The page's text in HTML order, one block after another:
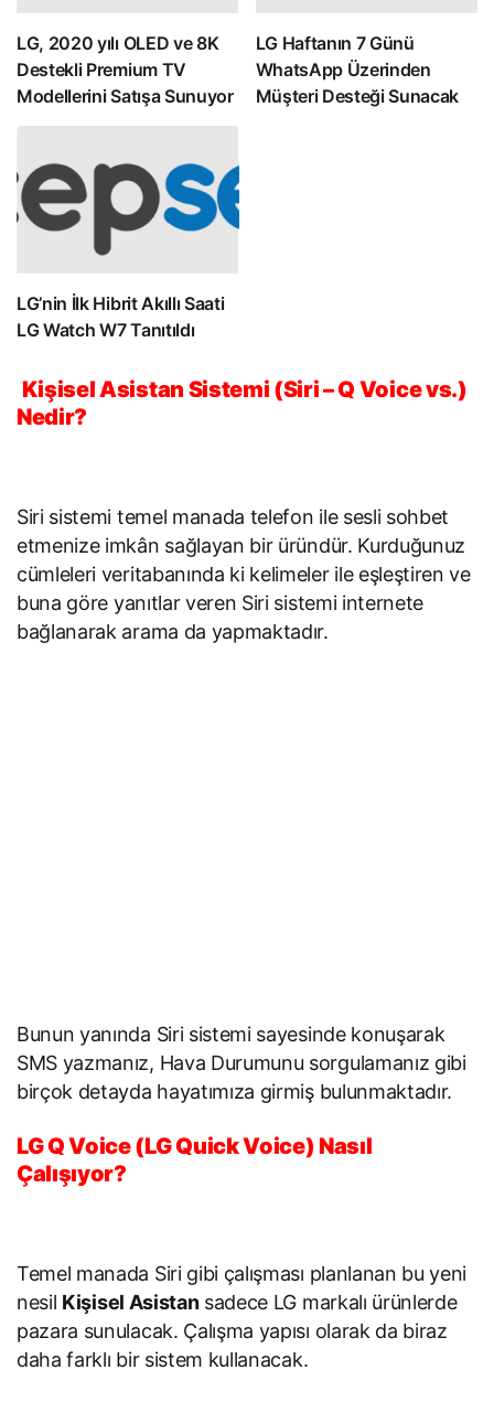
LG, 2020 yılı OLED ve 8K
Destekli Premium TV
Modellerini Satışa Sunuyor
LG Haftanın 7 Günü
WhatsApp Üzerinden
Müşteri Desteği Sunacak
LG’nin İlk Hibrit Akıllı Saati
LG Watch W7 Tanıtıldı
Kişisel Asistan Sistemi (Siri – Q Voice vs.)
Nedir?
Siri sistemi temel manada telefon ile sesli sohbet
etmenize imkân sağlayan bir üründür. Kurduğunuz
cümleleri veritabanında ki kelimeler ile eşleştiren ve
buna göre yanıtlar veren Siri sistemi internete
bağlanarak arama da yapmaktadır.
Bunun yanında Siri sistemi sayesinde konuşarak
SMS yazmanız, Hava Durumunu sorgulamanız gibi
birçok detayda hayatımıza girmiş bulunmaktadır.
LG Q Voice (LG Quick Voice) Nasıl
Çalışıyor?
Temel manada Siri gibi çalışması planlanan bu yeni
nesil Kişisel Asistansadece LG markalı ürünlerde
pazara sunulacak. Çalışma yapısı olarak da biraz
daha farklı bir sistem kullanacak.